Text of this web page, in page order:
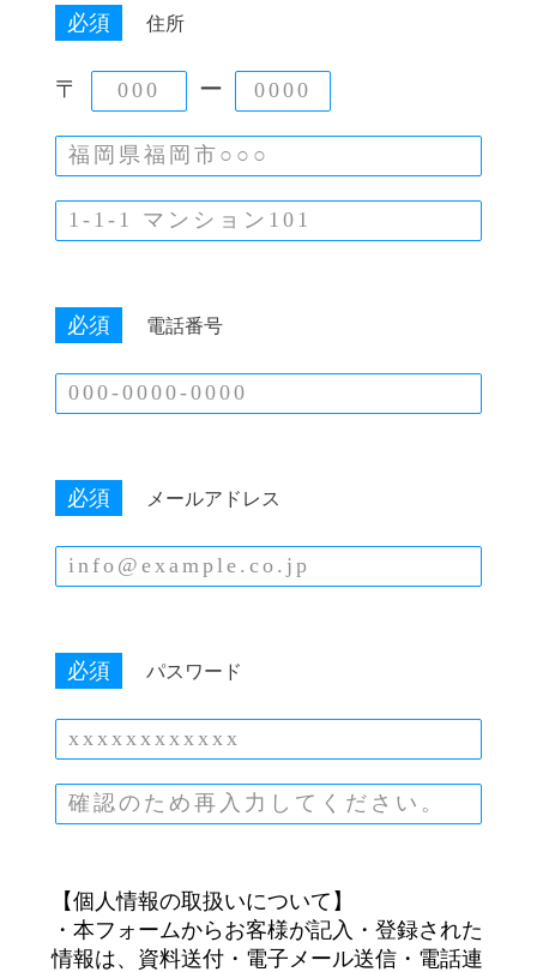
必須 住所
〒 ー
必須 電話番号
必須 メールアドレス
必須 パスワード
【個人情報の取扱いについて】
・本フォームからお客様が記入・登録された
情報は、資料送付・電子メール送信・電話連